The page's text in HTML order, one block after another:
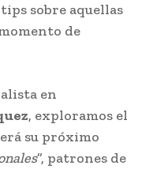
sobre aquellas
de
en
, exploramos el
su próximo
”, patrones de